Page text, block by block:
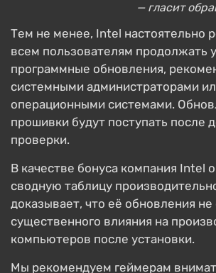
— гласит
Тем не менее, Intel настоятельно
всем пользователям продолжать
программные обновления,
системными администраторами
операционными системами.
прошивки будут поступать после
проверки.
В качестве бонуса компания Intel
сводную таблицу
доказывает, что её обновления
существенного влияния на
компьютеров после установки.
Мы рекомендуем геймерам